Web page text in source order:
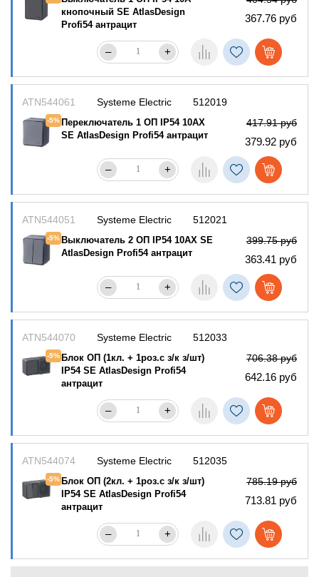
кнопочный SE AtlasDesign
Profi54 антрацит
367.76 руб
– +
512019
ATN544061
-5%Переключатель 1 ОП IP54 10АХ
SE AtlasDesign Profi54 антрацит
417.91 руб
379.92 руб
Systeme Electric
– +
512021
ATN544051
-5%Выключатель 2 ОП IP54 10АХ SE
AtlasDesign Profi54 антрацит
399.75 руб
363.41 руб
Systeme Electric
– +
512033
ATN544070
-5%Блок ОП (1кл. + 1роз.с з/к з/шт)
IP54 SE AtlasDesign Profi54
антрацит
706.38 руб
642.16 руб
Systeme Electric
– +
512035
ATN544074
-5%Блок ОП (2кл. + 1роз.с з/к з/шт)
IP54 SE AtlasDesign Profi54
антрацит
785.19 руб
713.81 руб
Systeme Electric
– +